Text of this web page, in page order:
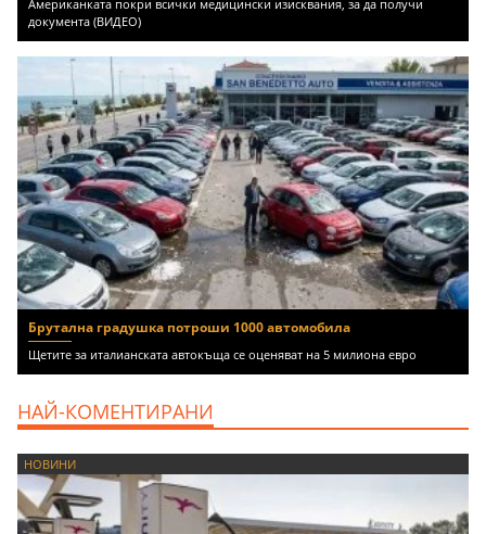
Американката покри всички медицински изисквания, за да получи
документа (ВИДЕО)
Брутална градушка потроши 1000 автомобила
Щетите за италианската автокъща се оценяват на 5 милиона евро
НАЙ-КОМЕНТИРАНИ
НОВИНИ